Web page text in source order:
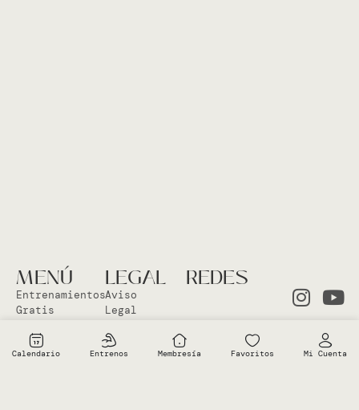
MENÚ
Entrenamientos
Gratis
Clases en
el Studio
LEGAL
Aviso
Legal
Política
Cookies
REDES
Calendario Entrenos Membresía Favoritos Mi Cuenta